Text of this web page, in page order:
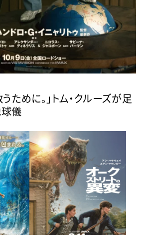
ために。」トム・クルーズが足
儀